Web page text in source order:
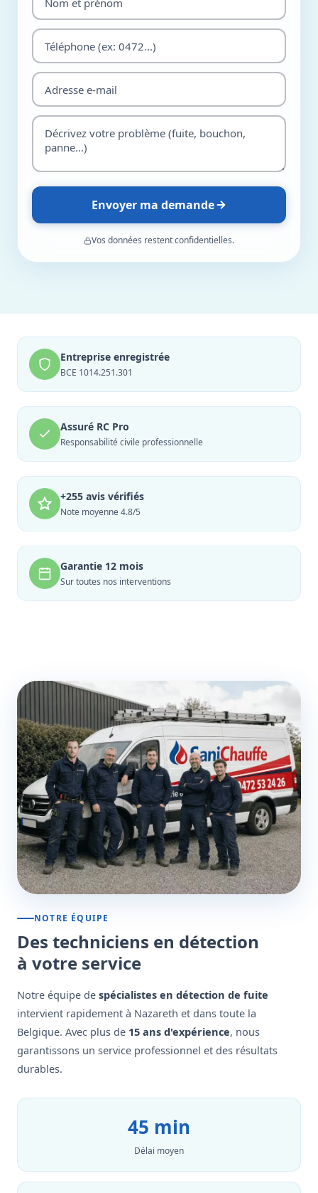
Envoyer ma demande
Vos données restent confidentielles.
Entreprise enregistrée
BCE 1014.251.301
Assuré RC Pro
Responsabilité civile professionnelle
+255 avis vérifiés
Note moyenne 4.8/5
Garantie 12 mois
Sur toutes nos interventions
NOTRE ÉQUIPE
Des techniciens en détection
à votre service
Notre équipe de spécialistes en détection de fuite
intervient rapidement à Nazareth et dans toute la
Belgique. Avec plus de 15 ans d'expérience, nous
garantissons un service professionnel et des résultats
durables.
45 min
Délai moyen